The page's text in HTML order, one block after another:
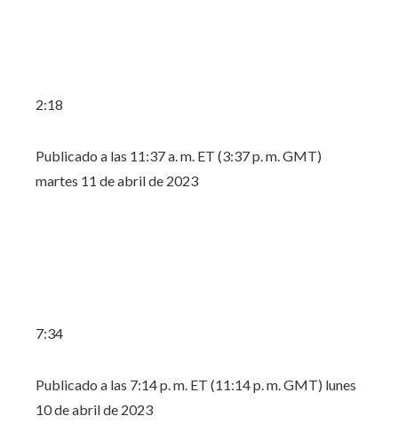
2:18
Publicado a las 11:37 a. m. ET (3:37 p. m. GMT)
martes 11 de abril de 2023
7:34
Publicado a las 7:14 p. m. ET (11:14 p. m. GMT) lunes
10 de abril de 2023